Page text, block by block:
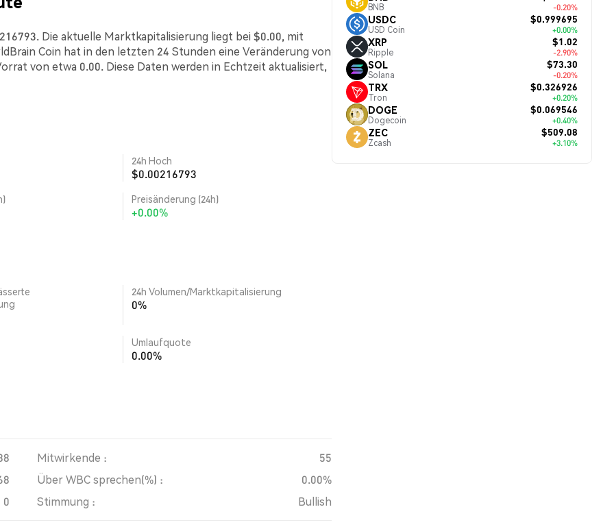
Die aktuelle Marktkapitalisierung liegt bei $0.00, mit
Coin hat in den letzten 24 Stunden eine Veränderung von
von etwa 0.00. Diese Daten werden in Echtzeit aktualisiert,
24h Hoch
$0.00216793
Preisänderung (24h)
+0.00%
24h Volumen/Marktkapitalisierung
0%
Umlaufquote
0.00%
Mitwirkende :
55
Über WBC sprechen(%) :
0.00%
0 Stimmung : Bullish
BNB -0.20%
USDC
USD Coin
$0.999695
+0.00%
XRP
Ripple
$1.02
-2.90%
SOL
Solana
$73.30
-0.20%
TRX
Tron
$0.326926
+0.20%
DOGE
Dogecoin
$0.069546
+0.40%
ZEC
Zcash
$509.08
+3.10%